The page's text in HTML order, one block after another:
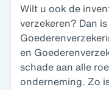
Wilt u ook de
verzekeren? Dan
en
schade aan alle
onderneming. Zo